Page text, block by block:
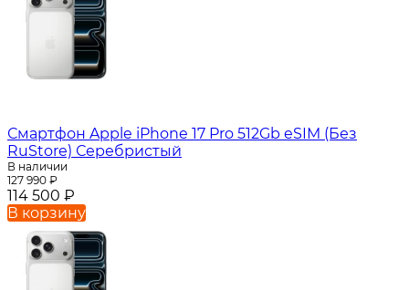
Смартфон Apple iPhone 17 Pro 512Gb eSIM (Без
RuStore) Серебристый
В наличии
127 990 ₽
114 500 ₽
В корзину